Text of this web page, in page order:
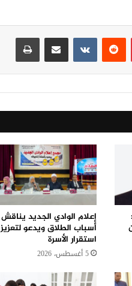
بينتيريست
إعلام الوادي الجديد يناقش
أسباب الطلاق ويدعو لتعزيز
استقرار الأسرة
5 أغسطس، 2026